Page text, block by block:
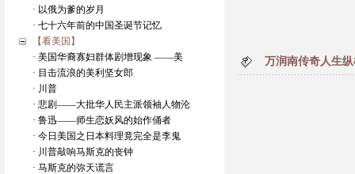
· 以俄为爹的岁月
· 七十六年前的中国圣诞节记忆
【看美国】
· 美国华裔寡妇群体剧增现象 ——美
· 目击流浪的美利坚女郎
· 川普
· 悲剧——大批华人民主派领袖人物沦
· 鲁迅——师生恋妖风的始作俑者
· 今日美国之日本料理竟完全是李鬼
· 川普敲响马斯克的丧钟
· 马斯克的弥天谎言
万润南传奇人生